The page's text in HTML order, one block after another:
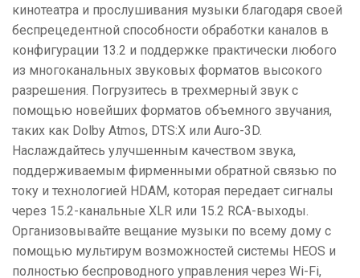
кинотеатра и прослушивания музыки благодаря своей
беспрецедентной способности обработки каналов в
конфигурации 13.2 и поддержке практически любого
из многоканальных звуковых форматов высокого
разрешения. Погрузитесь в трехмерный звук с
помощью новейших форматов объемного звучания,
таких как Dolby Atmos, DTS:X или Auro-3D.
Наслаждайтесь улучшенным качеством звука,
поддерживаемым фирменными обратной связью по
току и технологией HDAM, которая передает сигналы
через 15.2-канальные XLR или 15.2 RCA-выходы.
Организовывайте вещание музыки по всему дому с
помощью мультирум возможностей системы HEOS и
полностью беспроводного управления через Wi-Fi,